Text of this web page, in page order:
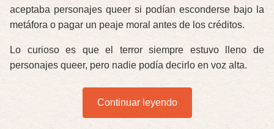
aceptaba personajes queer si podían esconderse bajo la
metáfora o pagar un peaje moral antes de los créditos.
Lo curioso es que el terror siempre estuvo lleno de
personajes queer, pero nadie podía decirlo en voz alta.
Continuar leyendo